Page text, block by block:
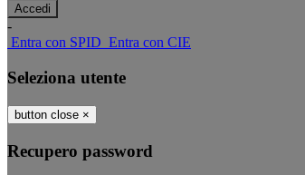
-
Entra con SPID Entra con CIE
Seleziona utente
button close ×
Recupero password